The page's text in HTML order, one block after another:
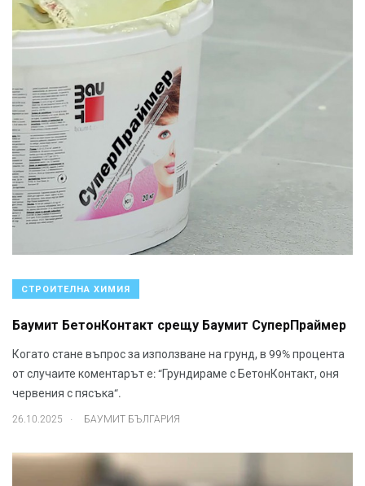
СТРОИТЕЛНА ХИМИЯ
Баумит БетонКонтакт срещу Баумит СуперПраймер
Когато стане въпрос за използване на грунд, в 99% процента
от случаите коментарът е: “Грундираме с БетонКонтакт, оня
червения с пясъка“.
26.10.2025 . БАУМИТ БЪЛГАРИЯ